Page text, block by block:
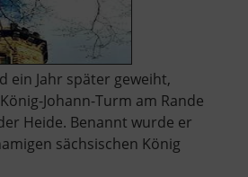
ein Jahr später geweiht,
Johann-Turm am Rande
Heide. Benannt wurde er
sächsischen König